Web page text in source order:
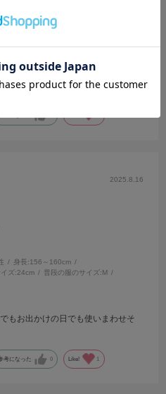
検討中です。
2025.8.16
身長:156～160cm
ズ:24cm 普段の服のサイズ:M
もお出かけの日でも使いまわせそ
考になった 0 Like! 1